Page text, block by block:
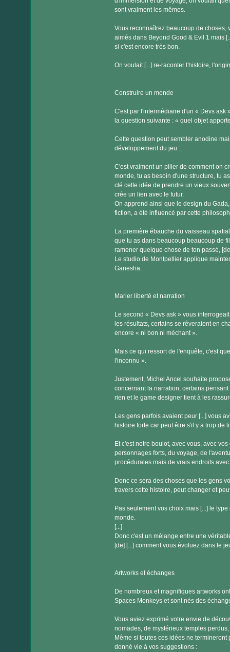
sont vraiment les mêmes.
Vous reconnaîtrez beaucoup de
aimés dans Beyond Good & Evil 1 mais
si c'est encore très bon.
On voulait [...] re-raconter l'histoire,
Construire un monde
C'est par l'intermédiaire d'un « Devs ask
la question suivante : « quel objet
Cette question peut sembler anodine
développement du jeu :
C'est vraiment un pilier de comment on
monde, tu as besoin d'une structure, tu
clé cette idée de prendre un vieux
crée un lien avec le futur.
On apprend ainsi que le design du
fiction, a été influencé par cette
La première ébauche du vaisseau
que tu as dans beaucoup beaucoup de
ramener quelque chose de ton passé,
Le studio de Montpellier applique
Ganesha.
Marier liberté et narration
Le second « Devs ask » vous
les résultats, certains se rêveraient en
encore « ni bon ni méchant ».
Mais ce qui ressort de l'enquête, c'est
l'inconnu ».
Justement, Michel Ancel souhaite
concernant la narration, certains
rien et le game designer tient à les
Les gens parfois avaient peur [...] vous
histoire forte car peut être s'il y a trop de
Et c'est notre boulot, avec vous, avec
personnages forts, du voyage, de
procédurales mais de vrais endroits
Donc ce sera des choses que les gens
travers cette histoire, peut changer et
Pas seulement vos choix mais [...] le
monde.
[...]
Donc c'est un mélange entre une
[de] [...] comment vous évoluez dans le
Artworks et échanges
De nombreux et magnifiques artworks
Spaces Monkeys et sont nés des
Vous aviez exprimé votre envie de
nomades, de mystérieux temples
Même si toutes ces idées ne
donné vie à vos suggestions :